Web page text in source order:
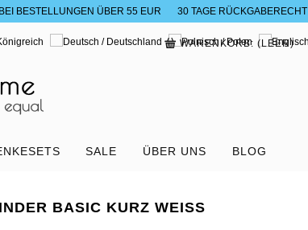
BESTELLUNGEN ÜBER 55 EUR 30 TAGE RÜCKGABERECHT
WARENKORB: (LEER)
SALE ÜBER UNS BLOG
BASIC KURZ WEISS